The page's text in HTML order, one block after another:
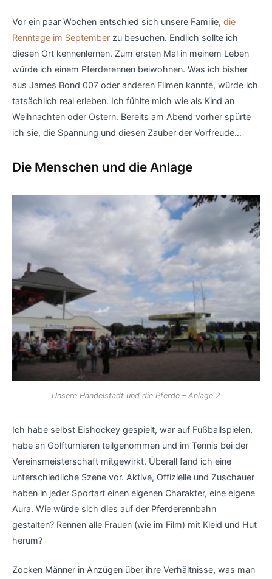
Vor ein paar Wochen entschied sich unsere Familie, die
Renntage im September zu besuchen. Endlich sollte ich
diesen Ort kennenlernen. Zum ersten Mal in meinem Leben
würde ich einem Pferderennen beiwohnen. Was ich bisher
aus James Bond 007 oder anderen Filmen kannte, würde ich
tatsächlich real erleben. Ich fühlte mich wie als Kind an
Weihnachten oder Ostern. Bereits am Abend vorher spürte
ich sie, die Spannung und diesen Zauber der Vorfreude…
Die Menschen und die Anlage
Unsere Händelstadt und die Pferde – Anlage 2
Ich habe selbst Eishockey gespielt, war auf Fußballspielen,
habe an Golfturnieren teilgenommen und im Tennis bei der
Vereinsmeisterschaft mitgewirkt. Überall fand ich eine
unterschiedliche Szene vor. Aktive, Offizielle und Zuschauer
haben in jeder Sportart einen eigenen Charakter, eine eigene
Aura. Wie würde sich dies auf der Pferderennbahn
gestalten? Rennen alle Frauen (wie im Film) mit Kleid und Hut
herum?
Zocken Männer in Anzügen über ihre Verhältnisse, was man